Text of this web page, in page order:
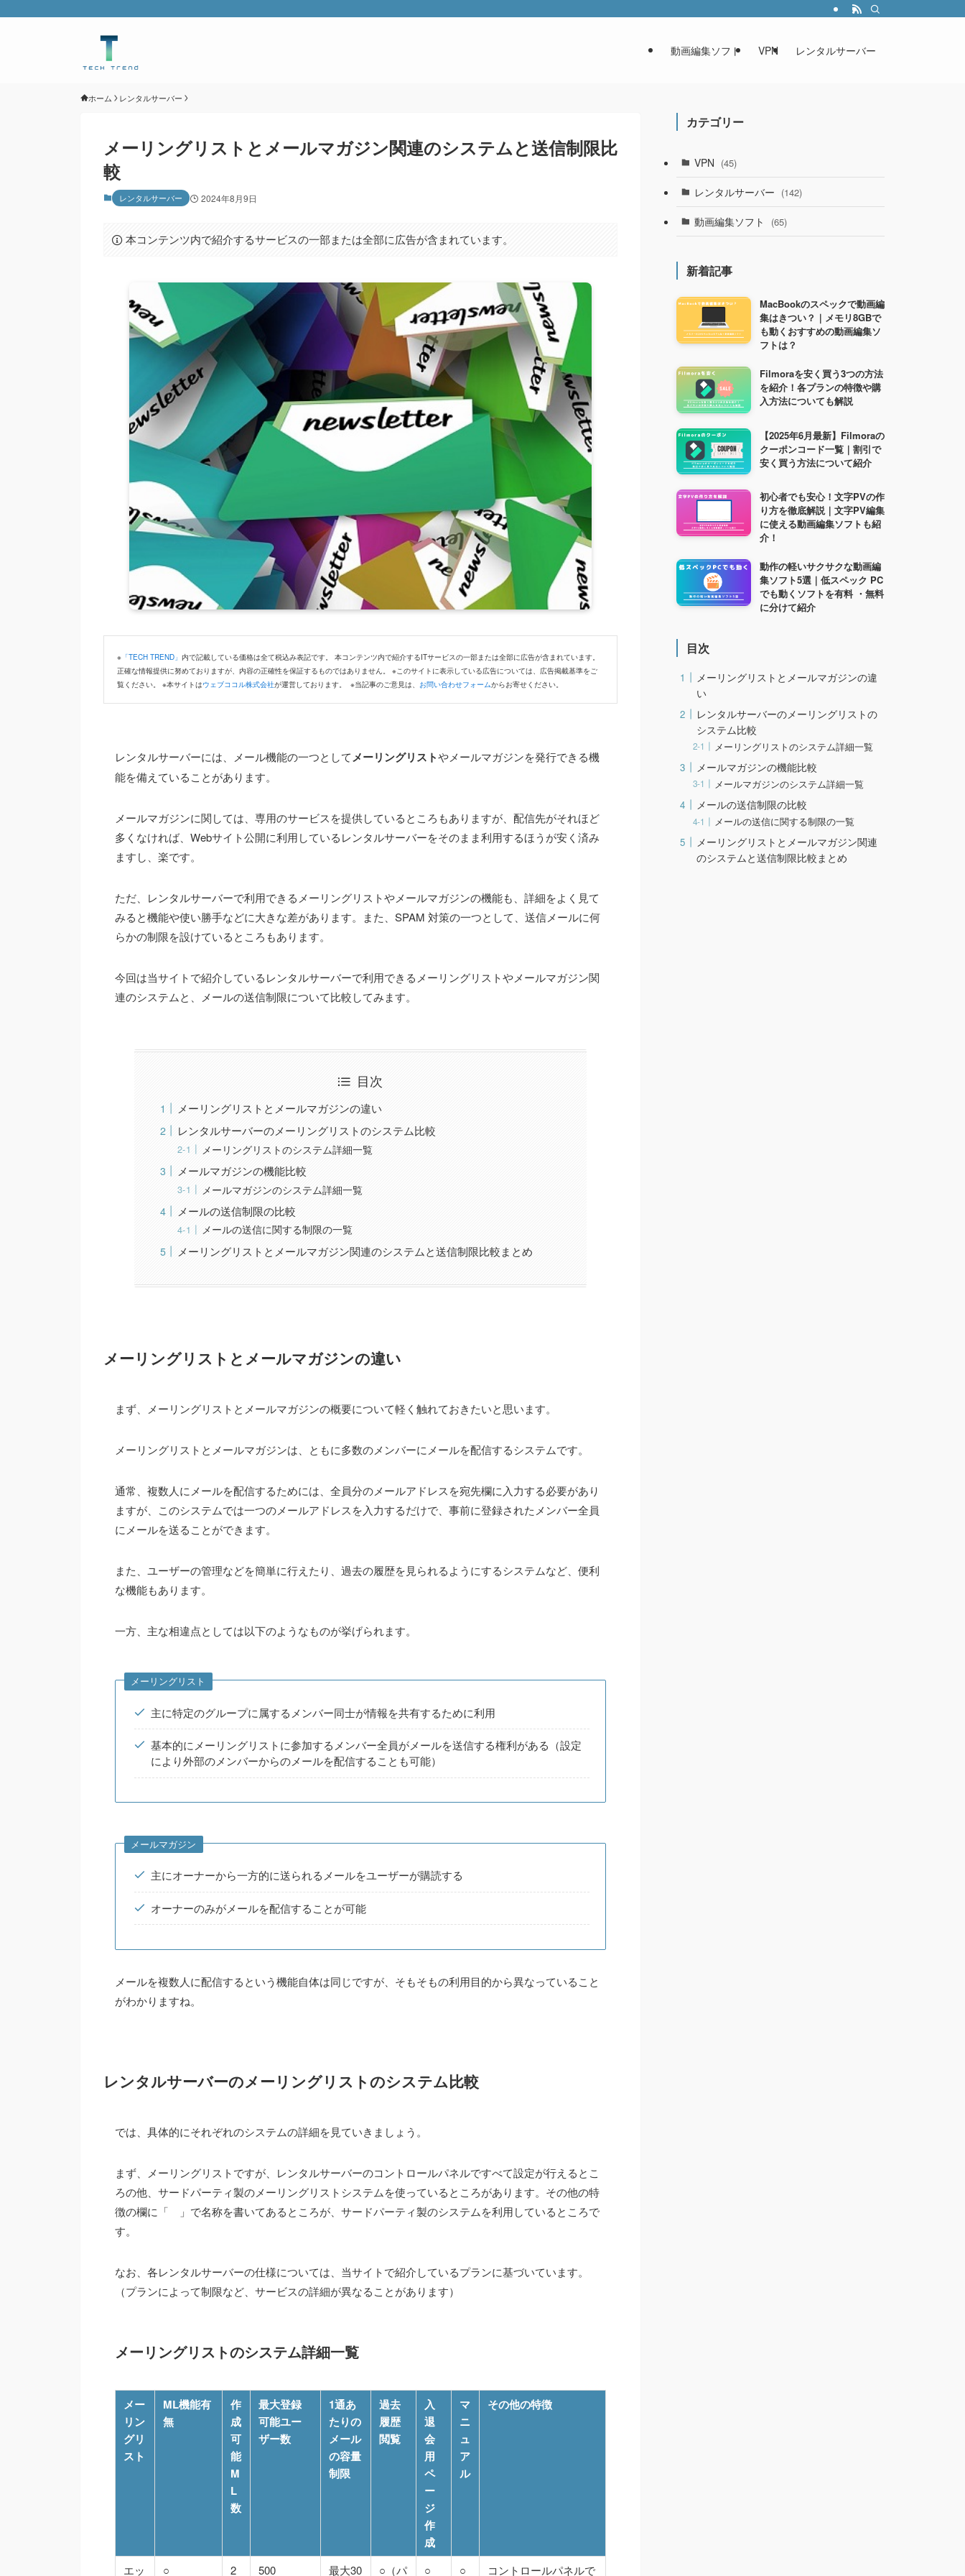
動画編集ソフト VPN レンタルサーバー
ホーム レンタルサーバー
メーリングリストとメールマガジン関連のシステムと送信制限比
較
レンタルサーバー 2024年8月9日
本コンテンツ内で紹介するサービスの一部または全部に広告が含まれています。
※ 「TECH TREND」 内で記載している価格は全て税込み表記です。 本コンテンツ内で紹介するITサービスの一部または全部に広告が含まれています。
正確な情報提供に努めておりますが、内容の正確性を保証するものではありません。 ※このサイトに表示している広告については、広告掲載基準をご
覧ください。 ※本サイトはウェブココル株式会社が運営しております。 ※当記事のご意見は、 お問い合わせフォームからお寄せください。
レンタルサーバーには、メール機能の一つとしてメーリングリストやメールマガジンを発行できる機
能を備えていることがあります。
メールマガジンに関しては、専用のサービスを提供しているところもありますが、配信先がそれほど
多くなければ、Webサイト公開に利用しているレンタルサーバーをそのまま利用するほうが安く済み
ますし、楽です。
ただ、レンタルサーバーで利用できるメーリングリストやメールマガジンの機能も、詳細をよく見て
みると機能や使い勝手などに大きな差があります。また、SPAM 対策の一つとして、送信メールに何
らかの制限を設けているところもあります。
今回は当サイトで紹介しているレンタルサーバーで利用できるメーリングリストやメールマガジン関
連のシステムと、メールの送信制限について比較してみます。
目次
メーリングリストとメールマガジンの違い
レンタルサーバーのメーリングリストのシステム比較
メーリングリストのシステム詳細一覧
メールマガジンの機能比較
メールマガジンのシステム詳細一覧
メールの送信制限の比較
メールの送信に関する制限の一覧
メーリングリストとメールマガジン関連のシステムと送信制限比較まとめ
メーリングリストとメールマガジンの違い
まず、 メーリングリスト と メールマガジンの概要について軽く触れておきたいと思います。
メーリングリストとメールマガジンは、ともに多数のメンバーにメールを配信するシステムです。
通常、複数人にメールを配信するためには、全員分のメールアドレスを宛先欄に入力する必要があり
ますが、このシステムでは一つのメールアドレスを入力するだけで、事前に登録されたメンバー全員
にメールを送ることができます。
また、ユーザーの管理などを簡単に行えたり、過去の履歴を見られるようにするシステムなど、便利
な機能もあります。
一方、主な相違点としては以下のようなものが挙げられます。
メーリングリスト
主に特定のグループに属するメンバー同士が情報を共有するために利用
基本的にメーリングリストに参加するメンバー全員がメールを送信する権利がある（設定
により外部のメンバーからのメールを配信することも可能）
メールマガジン
主にオーナーから一方的に送られるメールをユーザーが購読する
オーナーのみがメールを配信することが可能
メールを複数人に配信するという機能自体は同じですが、そもそもの利用目的から異なっていること
がわかりますね。
レンタルサーバーのメーリングリストのシステム比較
では、具体的にそれぞれのシステムの詳細を見ていきましょう。
まず、メーリングリストですが、レンタルサーバーのコントロールパネルですべて設定が行えるとこ
ろの他、サードパーティ製のメーリングリストシステムを使っているところがあります。その他の特
徴の欄に 「 」 で名称を書いてあるところが、サードパーティ製のシステムを利用しているところで
す。
なお、各レンタルサーバーの仕様については、当サイトで紹介しているプランに基づいています。
（プランによって制限など、サービスの詳細が異なることがあります）
メーリングリストのシステム詳細一覧
メー
リン
グリ
スト
ML機能有
無
作
成
可
能
M
L
数
最大登録
可能ユー
ザー数
1通あ
たりの
メール
の容量
制限
過去
履歴
閲覧
入
退
会
用
ペ
ー
ジ
作
成
マ
ニ
ュ
ア
ル
その他の特徴
エッ ○ 2 500 最大30 ○（パ ○ ○ コントロールパネルで
カテゴリー
VPN (45)
レンタルサーバー (142)
動画編集ソフト (65)
新着記事
MacBookのスペックで動画編
集はきつい？｜メモリ8GBで
も動くおすすめの動画編集ソ
フトは？
Filmoraを安く買う3つの方法
を紹介！各プランの特徴や購
入方法についても解説
【2025年6月最新】Filmoraの
クーポンコード一覧｜割引で
安く買う方法について紹介
初心者でも安心！文字PVの作
り方を徹底解説｜文字PV編集
に使える動画編集ソフトも紹
介！
動作の軽いサクサクな動画編
集ソフト5選｜低スペック PC
でも動くソフトを有料 ・無料
に分けて紹介
目次
メーリングリストとメールマガジンの違
い
レンタルサーバーのメーリングリストの
システム比較
メーリングリストのシステム詳細一覧
メールマガジンの機能比較
メールマガジンのシステム詳細一覧
メールの送信制限の比較
メールの送信に関する制限の一覧
メーリングリストとメールマガジン関連
のシステムと送信制限比較まとめ